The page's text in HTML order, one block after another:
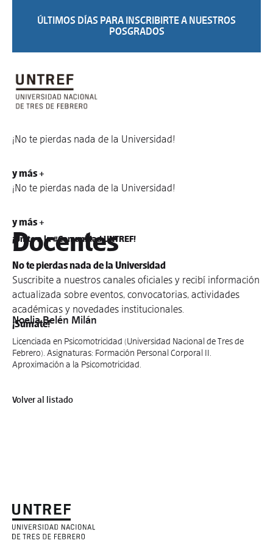
ÚLTIMOS DÍAS PARA INSCRIBIRTE A NUESTROS
POSGRADOS
¡No te pierdas nada de la Universidad!
y más +
¡No te pierdas nada de la Universidad!
y más +
¡Unite a la #Comunidad UNTREF!
No te pierdas nada de la Universidad
Suscribite a nuestros canales oficiales y recibí información
actualizada sobre eventos, convocatorias, actividades
académicas y novedades institucionales.
¡Sumate!
Docentes
Noelia Belén Milán
Licenciada en Psicomotricidad (Universidad Nacional de Tres de
Febrero). Asignaturas: Formación Personal Corporal II.
Aproximación a la Psicomotricidad.
Volver al listado